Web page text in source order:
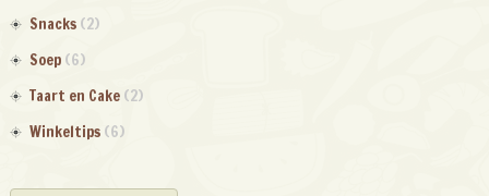
Snacks(2)
Soep(6)
Taart en Cake(2)
Winkeltips(6)